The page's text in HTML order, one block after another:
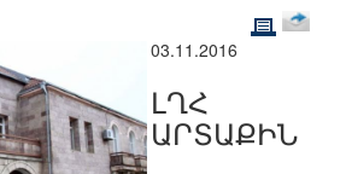
03.11.2016
ԼՂՀ
ԱՐՏԱՔԻՆ